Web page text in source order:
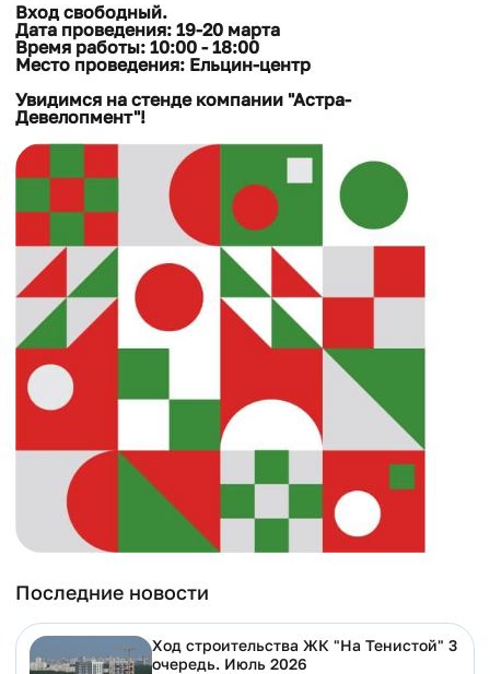
Вход свободный.
Дата проведения: 19-20 марта
Время работы: 10:00 - 18:00
Место проведения: Ельцин-центр
Увидимся на стенде компании "Астра-
Девелопмент"!
Последние новости
Ход строительства ЖК "На Тенистой" 3
очередь. Июль 2026